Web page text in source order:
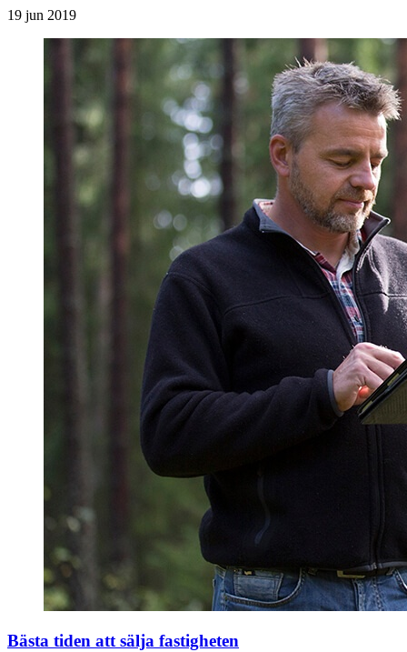
19 jun 2019
Bästa tiden att sälja fastigheten